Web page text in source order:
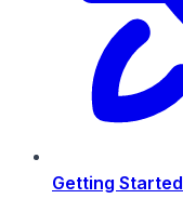
Getting Started